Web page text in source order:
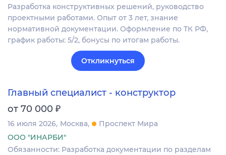
Разработка конструктивных решений, руководство
проектными работами. Опыт от 3 лет, знание
нормативной документации. Оформление по ТК РФ,
график работы: 5/2, бонусы по итогам работы.
Откликнуться
Главный специалист - конструктор
от 70 000 ₽
16 июля 2026 Москва
Проспект Мира
ООО "ИНАРБИ"
Обязанности: Разработка документации по разделам